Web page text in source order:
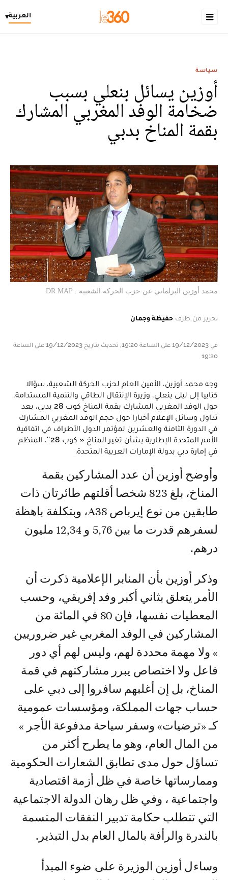
العربية▾
سياسة
أوزين يسائل بنعلي بسبب
ضخامة الوفد المغربي المشارك
بقمة المناخ بدبي
محمد أوزين البرلماني عن حزب الحركة الشعبية . DR MAP
تحرير من طرف حفيظة وجمان
في 19/12/2023 على الساعة 19:20, تحديث بتاريخ 19/12/2023 على الساعة
19:20
وجه محمد أوزين، الأمين العام لحزب الحركة الشعبية، سؤالا
كتابيا إلى ليلى بنعلي، وزيرة الإنتقال الطاقي والتنمية المستدامة،
حول الوفد المغربي المشارك بقمة المناخ كوب 28 بدبي، بعد
تداول وسائل الإعلام أخبارا حول حجم الوفد المغربي المشارك
في الدورة الثامنة والعشرين لمؤتمر الدول الأطراف في اتفاقية
الأمم المتحدة الإطارية بشأن تغير المناخ « كوب 28″، المنظم
في إمارة دبي بدولة الإمارات العربية المتحدة.
وأوضح أوزين أن عدد المشاركين بقمة
المناخ، بلغ 823 شخصا أقلتهم طائرتان ذات
طابقين من نوع إيرباص A38، وبتكلفة باهظة
لسفرهم قدرت ما بين 5,76 و 12,34 مليون
درهم.
وذكر أوزين بأن المنابر الإعلامية ذكرت أن
الأمر يتعلق بثاني أكبر وفد إفريقي، وحسب
المعطيات نفسها، فإن 80 في المائة من
المشاركين في الوفد المغربي غير ضروريين
» ولا مهمة محددة لهم، وليس لهم أي دور
فاعل ولا اختصاص يبرر مشاركتهم في قمة
المناخ، بل إن أغلبهم سافروا إلى دبي على
حساب جهات المملكة، ومؤسسات عمومية
كـ «ترضيات» وسفر سياحة مدفوعة الأجر »
من المال العام، وهو ما يطرح أكثر من
تساؤل حول مدى تطابق الشعارات الحكومية
وممارساتها خاصة في ظل أزمة اقتصادية
واجتماعية ، وفي ظل رهان الدولة الاجتماعية
التي تتطلب حكامة تدبير النفقات المتسمة
بالندرة والرأفة بالمال العام بدل التبذير.
وساءل أوزين الوزيرة على ضوء المبدأ